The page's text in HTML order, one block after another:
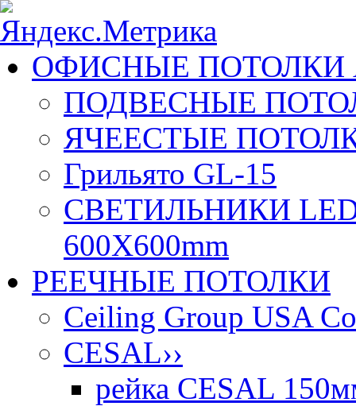
ОФИСНЫЕ ПОТОЛКИ
ПОДВЕСНЫЕ
ЯЧЕЕСТЫЕ
Грильято GL-15
СВЕТИЛЬНИКИ
600X600mm
РЕЕЧНЫЕ ПОТОЛКИ
Ceiling Group USA
CESAL››
рейка CESAL